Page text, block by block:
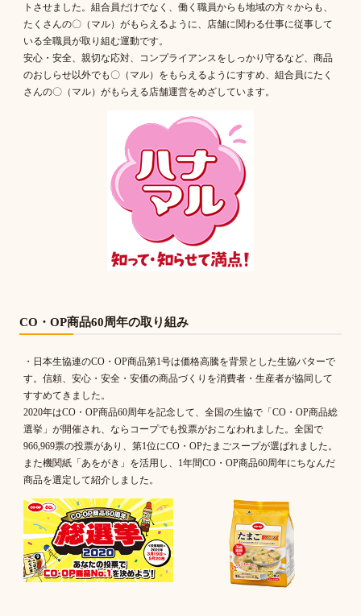
トさせました。組合員だけでなく、働く職員からも地域の方々からも、
たくさんの〇（マル）がもらえるように、店舗に関わる仕事に従事して
いる全職員が取り組む運動です。
安心・安全、親切な応対、コンプライアンスをしっかり守るなど、商品
のおしらせ以外でも〇（マル）をもらえるようにすすめ、組合員にたく
さんの〇（マル）がもらえる店舗運営をめざしています。
CO・OP商品60周年の取り組み
・日本生協連のCO・OP商品第1号は価格高騰を背景とした生協バターで
す。信頼、安心・安全・安価の商品づくりを消費者・生産者が協同して
すすめてきました。
2020年はCO・OP商品60周年を記念して、全国の生協で「CO・OP商品総
選挙」が開催され、ならコープでも投票がおこなわれました。全国で
966,969票の投票があり、第1位にCO・OPたまごスープが選ばれました。
また機関紙「あをがき」を活用し、1年間CO・OP商品60周年にちなんだ
商品を選定して紹介しました。